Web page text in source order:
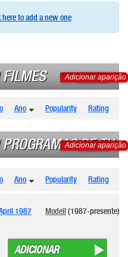
here to add a new one
Adicionar aparição
Ano Popularity Rating
DE TV
Adicionar aparição
Ano Popularity Rating
1987 Modell(1987-presente)
ADICIONAR